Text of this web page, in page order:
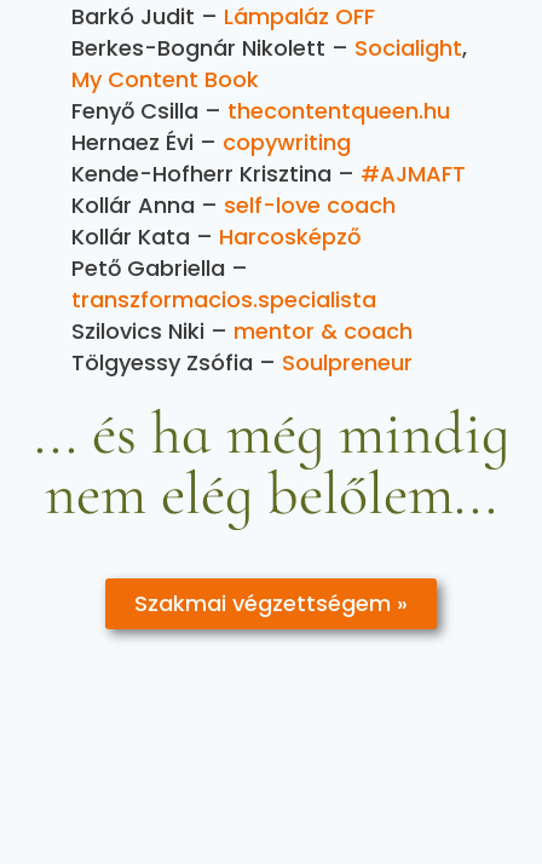
Barkó Judit – Lámpaláz OFF
Berkes-Bognár Nikolett – Socialight,
My Content Book
Fenyő Csilla – thecontentqueen.hu
Hernaez Évi – copywriting
Kende-Hofherr Krisztina – #AJMAFT
Kollár Anna – self-love coach
Kollár Kata – Harcosképző
Pető Gabriella –
transzformacios.specialista
Szilovics Niki – mentor & coach
Tölgyessy Zsófia – Soulpreneur
... és ha még mindig
nem elég belőlem...
Szakmai végzettségem »